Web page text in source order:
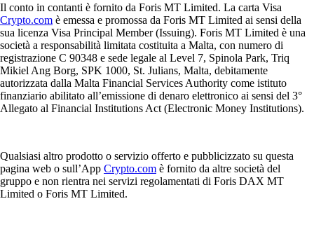
Il conto in contanti è fornito da Foris MT Limited. La carta Visa
Crypto.com è emessa e promossa da Foris MT Limited ai sensi della
sua licenza Visa Principal Member (Issuing). Foris MT Limited è una
società a responsabilità limitata costituita a Malta, con numero di
registrazione C 90348 e sede legale al Level 7, Spinola Park, Triq
Mikiel Ang Borg, SPK 1000, St. Julians, Malta, debitamente
autorizzata dalla Malta Financial Services Authority come istituto
finanziario abilitato all’emissione di denaro elettronico ai sensi del 3°
Allegato al Financial Institutions Act (Electronic Money Institutions).
Qualsiasi altro prodotto o servizio offerto e pubblicizzato su questa
pagina web o sull’App Crypto.com è fornito da altre società del
gruppo e non rientra nei servizi regolamentati di Foris DAX MT
Limited o Foris MT Limited.